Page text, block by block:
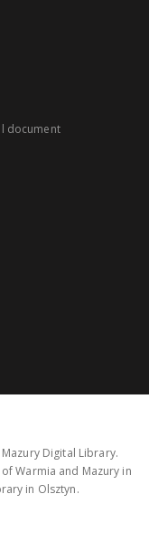
document
Digital Library.
Warmia and Mazury in
in Olsztyn.